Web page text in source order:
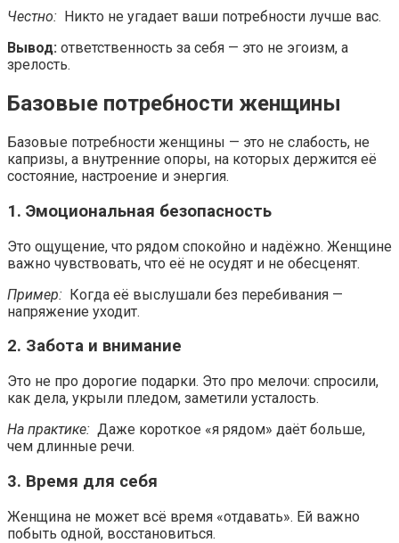
Честно: Никто не угадает ваши потребности лучше вас.
Вывод: ответственность за себя — это не эгоизм, а
зрелость.
Базовые потребности женщины
Базовые потребности женщины — это не слабость, не
капризы, а внутренние опоры, на которых держится её
состояние, настроение и энергия.
1. Эмоциональная безопасность
Это ощущение, что рядом спокойно и надёжно. Женщине
важно чувствовать, что её не осудят и не обесценят.
Пример: Когда её выслушали без перебивания —
напряжение уходит.
2. Забота и внимание
Это не про дорогие подарки. Это про мелочи: спросили,
как дела, укрыли пледом, заметили усталость.
На практике: Даже короткое «я рядом» даёт больше,
чем длинные речи.
3. Время для себя
Женщина не может всё время «отдавать». Ей важно
побыть одной, восстановиться.